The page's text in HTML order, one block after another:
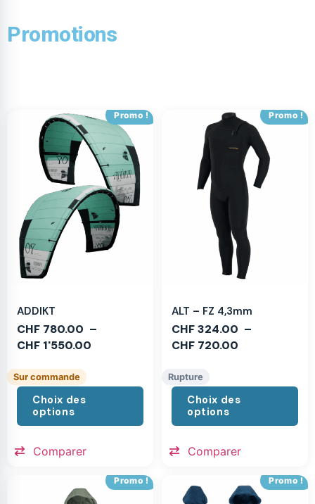
Promotions
Promo !
ADDIKT
CHF 780.00 –
CHF 1'550.00
Sur commande
Choix des
options
Comparer
Promo !
ALT – FZ 4,3mm
CHF324.00 –
CHF 720.00
Rupture
Choix des
options
Comparer
Promo ! Promo !